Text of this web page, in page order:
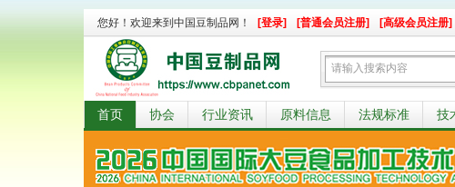
您好！欢迎来到中国豆制品网！ [登录] [普通会员注册] [高级会员注册]
首页 协会 行业资讯 原料信息 法规标准 技